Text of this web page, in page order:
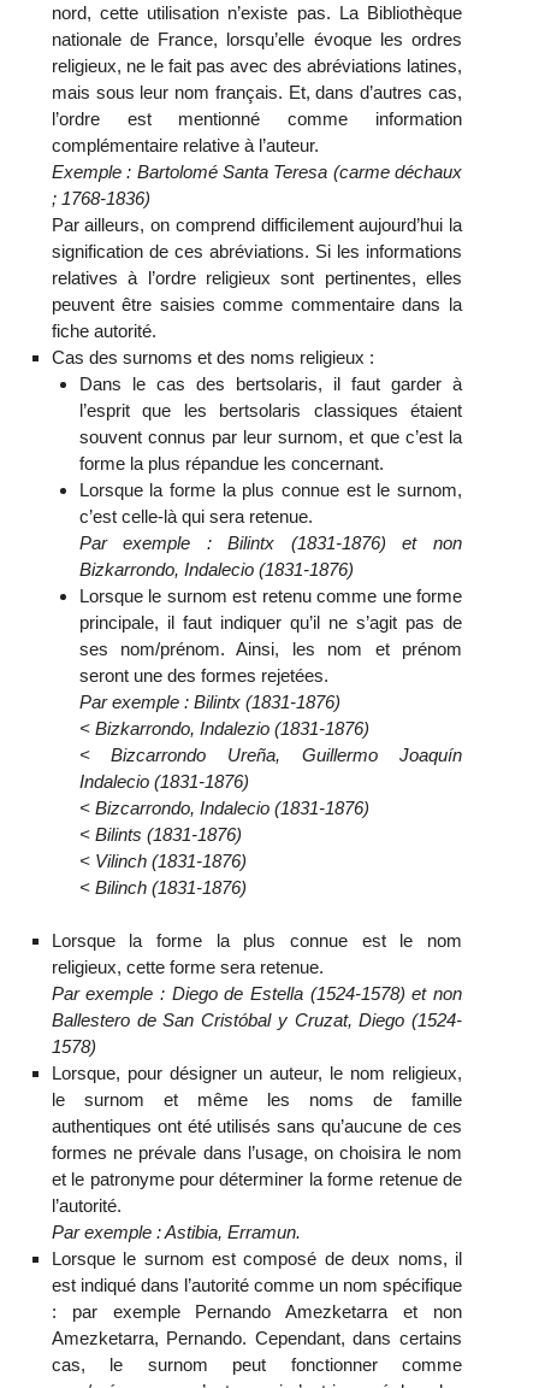
nord, cette utilisation n’existe pas. La Bibliothèque
nationale de France, lorsqu’elle évoque les ordres
religieux, ne le fait pas avec des abréviations latines,
mais sous leur nom français. Et, dans d’autres cas,
l’ordre est mentionné comme information
complémentaire relative à l’auteur.
Exemple : Bartolomé Santa Teresa (carme déchaux
; 1768-1836)
Par ailleurs, on comprend difficilement aujourd’hui la
signification de ces abréviations. Si les informations
relatives à l’ordre religieux sont pertinentes, elles
peuvent être saisies comme commentaire dans la
fiche autorité.
Cas des surnoms et des noms religieux :
Dans le cas des bertsolaris, il faut garder à
l’esprit que les bertsolaris classiques étaient
souvent connus par leur surnom, et que c’est la
forme la plus répandue les concernant.
Lorsque la forme la plus connue est le surnom,
c’est celle-là qui sera retenue.
Par exemple : Bilintx (1831-1876) et non
Bizkarrondo, Indalecio (1831-1876)
Lorsque le surnom est retenu comme une forme
principale, il faut indiquer qu’il ne s’agit pas de
ses nom/prénom. Ainsi, les nom et prénom
seront une des formes rejetées.
Par exemple : Bilintx (1831-1876)
< Bizkarrondo, Indalezio (1831-1876)
< Bizcarrondo Ureña, Guillermo Joaquín
Indalecio (1831-1876)
< Bizcarrondo, Indalecio (1831-1876)
< Bilints (1831-1876)
< Vilinch (1831-1876)
< Bilinch (1831-1876)
Lorsque la forme la plus connue est le nom
religieux, cette forme sera retenue.
Par exemple : Diego de Estella (1524-1578) et non
Ballestero de San Cristóbal y Cruzat, Diego (1524-
1578)
Lorsque, pour désigner un auteur, le nom religieux,
le surnom et même les noms de famille
authentiques ont été utilisés sans qu’aucune de ces
formes ne prévale dans l’usage, on choisira le nom
et le patronyme pour déterminer la forme retenue de
l’autorité.
Par exemple : Astibia, Erramun.
Lorsque le surnom est composé de deux noms, il
est indiqué dans l’autorité comme un nom spécifique
: par exemple Pernando Amezketarra et non
Amezketarra, Pernando. Cependant, dans certains
cas, le surnom peut fonctionner comme